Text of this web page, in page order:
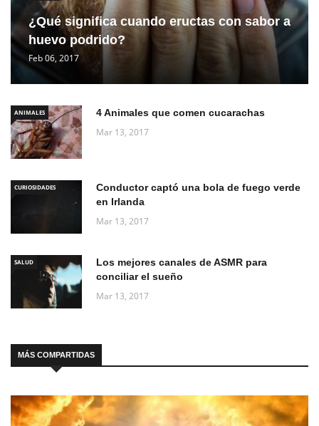
¿Qué significa cuando eructas con sabor a
huevo podrido?
Feb 06, 2017
ANIMALES 4 Animales que comen cucarachas
Mar 13, 2017
CURIOSIDADES
Conductor captó una bola de fuego verde
en Irlanda
Mar 13, 2017
SALUD
Los mejores canales de ASMR para
conciliar el sueño
Mar 13, 2017
MÁS COMPARTIDAS